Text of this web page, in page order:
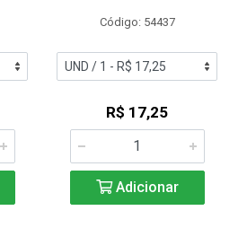
Código: 54437
R$ 17,25
Adicionar